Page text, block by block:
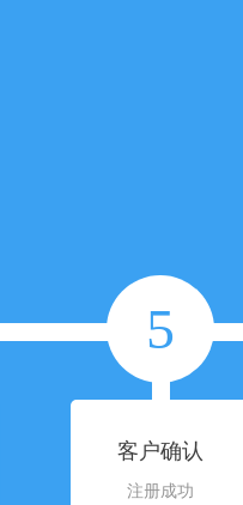
5
客户确认
注册成功